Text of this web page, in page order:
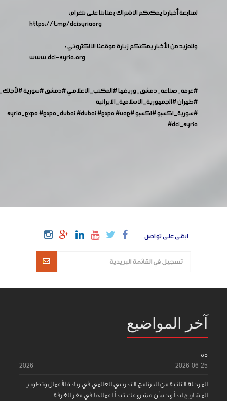
لمتابعة أخبارنا يمكنكم الاشتراك بقناتنا على تلغرام:
https://t.me/dcisyriaorg
وللمزيد من الأخبار يمكنكم زيارة موقعنا الالكتروني :
www.dci-syria.org
#غرفة_صناعة_دمشق_وريفها#المكتب_الاعلامي#دمشق#سورية
#طهران#الجمهورية_الاسلامية_الايرانية
#سورية_اكسبو#اكسبو#syria_expo
#expo_dubai#dubai#expo#uae
#dci_syria
ابقى على تواصل
آخر المواضيع
55
2026-06-25
2026
المرحلة الثانية من البرنامج التدريبي العالمي في ريادة الأعمال وتطوير
المشاريع ابدأ وحسّن مشروعك تبدأ اعمالها في مقر الغرفة